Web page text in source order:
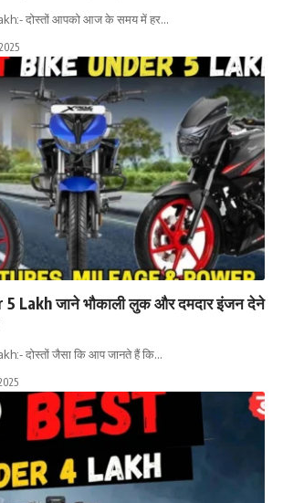
दोस्तों आपको आज के समय में हर…
Lakh जाने भौकाली लुक और दमदार इंजन देने
दोस्तों जैसा कि आप जानते हैं कि…